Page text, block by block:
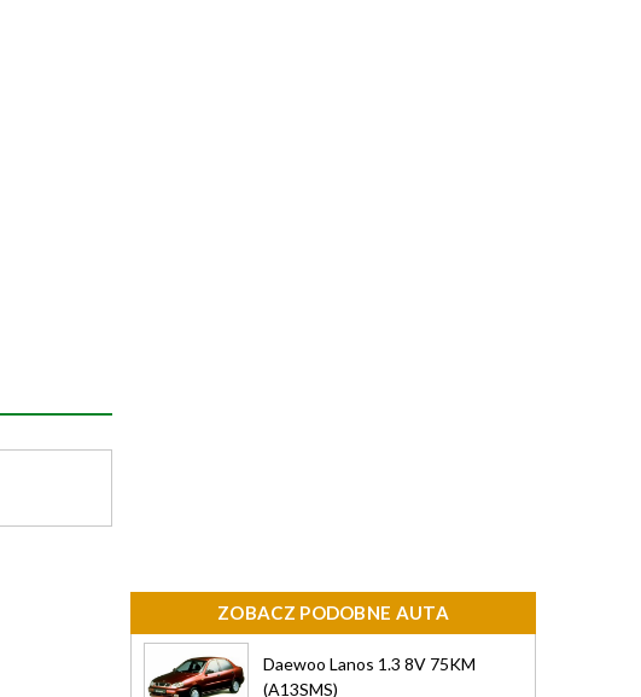
ZOBACZ PODOBNE AUTA
Daewoo Lanos 1.3 8V 75KM
(A13SMS)